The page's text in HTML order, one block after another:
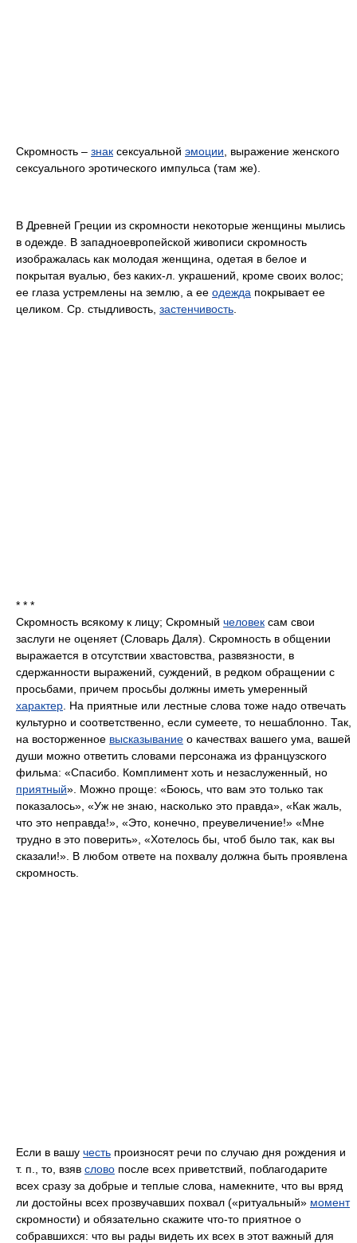
Скромность – знак сексуальной эмоции , выражение женского
сексуального эротического импульса (там же).
В Древней Греции из скромности некоторые женщины мылись
в одежде. В западноевропейской живописи скромность
изображалась как молодая женщина, одетая в белое и
покрытая вуалью, без каких-л. украшений, кроме своих волос;
ее глаза устремлены на землю, а ее одежда покрывает ее
целиком. Ср. стыдливость, застенчивость
* * *
Скромность всякому к лицу; Скромный человек сам свои
заслуги не оценяет (Словарь Даля). Скромность в общении
выражается в отсутствии хвастовства, развязности, в
сдержанности выражений, суждений, в редком обращении с
просьбами, причем просьбы должны иметь умеренный
характер . На приятные или лестные слова тоже надо отвечать
культурно и соответственно, если сумеете, то нешаблонно. Так,
на восторженное высказывание о качествах вашего ума, вашей
души можно ответить словами персонажа из французского
фильма: «Спасибо. Комплимент хоть и незаслуженный, но
приятный». Можно проще: «Боюсь, что вам это только так
показалось», «Уж не знаю, насколько это правда», «Как жаль,
что это неправда!», «Это, конечно, преувеличение!» «Мне
трудно в это поверить», «Хотелось бы, чтоб было так, как вы
сказали!». В любом ответе на похвалу должна быть проявлена
скромность.
Если в вашу честь произносят речи по случаю дня рождения и
т. п., то, взяв слово после всех приветствий, поблагодарите
всех сразу за добрые и теплые слова, намекните, что вы вряд
ли достойны всех прозвучавших похвал («ритуальный» момент
скромности) и обязательно скажите что-то приятное о
собравшихся: что вы рады видеть их всех в этот важный для